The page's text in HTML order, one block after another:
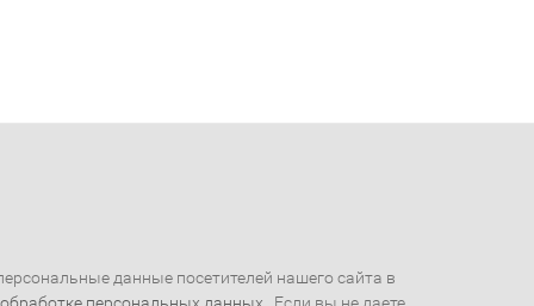
не будет работать с вашей техникой. Поэтому,
сосредоточено в одном месте. Вам больше
помощь и купить пульт дистанционного
данные посетителей нашего сайта в